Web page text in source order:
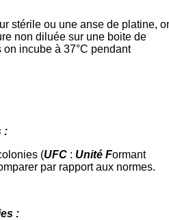
stérile ou une anse de platine,
non diluée sur une boite de
on incube à 37°C pendant
:
(UFC : Unité Formant
par rapport aux normes.
: